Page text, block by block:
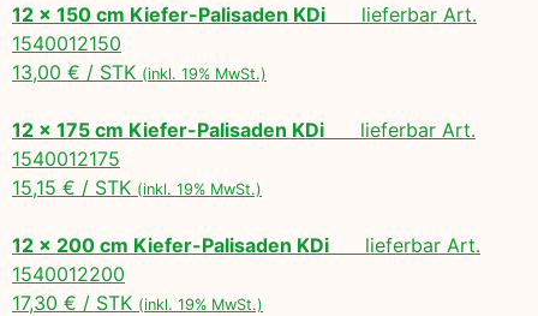
12 x 150 cm Kiefer-Palisaden KDi lieferbar Art.
1540012150
13,00 € / STK (inkl. 19% MwSt.)
12 x 175 cm Kiefer-Palisaden KDi lieferbar Art.
1540012175
15,15 € / STK (inkl. 19% MwSt.)
12 x 200 cm Kiefer-Palisaden KDi lieferbar Art.
1540012200
17,30 € / STK (inkl. 19% MwSt.)